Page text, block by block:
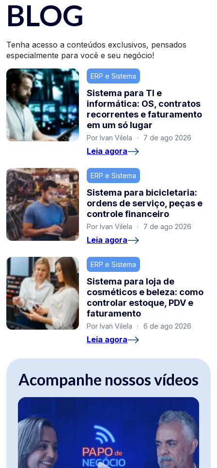
BLOG
Tenha acesso a conteúdos exclusivos, pensados
especialmente para você e seu negócio!
ERP e Sistema
Sistema para TI e
informática: OS, contratos
recorrentes e faturamento
em um só lugar
Por Ivan Vilela · 7 de ago 2026
Leia agora
ERP e Sistema
Sistema para bicicletaria:
ordens de serviço, peças e
controle financeiro
Por Ivan Vilela · 7 de ago 2026
Leia agora
ERP e Sistema
Sistema para loja de
cosméticos e beleza: como
controlar estoque, PDV e
faturamento
Por Ivan Vilela · 6 de ago 2026
Leia agora
Acompanhe nossos vídeos